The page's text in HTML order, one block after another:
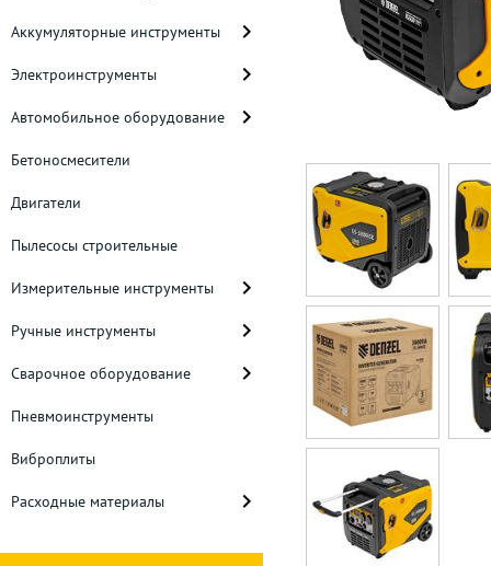
Аккумуляторные инструменты
Электроинструменты
Автомобильное оборудование
Бетоносмесители
Двигатели
Пылесосы строительные
Измерительные инструменты
Ручные инструменты
Сварочное оборудование
Пневмоинструменты
Виброплиты
Расходные материалы